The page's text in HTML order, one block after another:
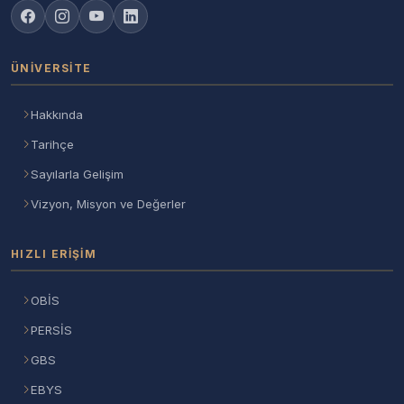
ÜNIVERSITE
Hakkında
Tarihçe
Sayılarla Gelişim
Vizyon, Misyon ve Değerler
HIZLI ERIŞIM
OBİS
PERSİS
GBS
EBYS